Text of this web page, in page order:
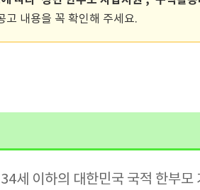
고 내용을 꼭 확인해 주세요.
세 이하의 대한민국 국적 한부